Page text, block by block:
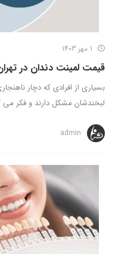
قیمت لمینت دندان در
بسیاری از افرادی که دچار
لبخندشان مشکل دارند و فکر می
admin